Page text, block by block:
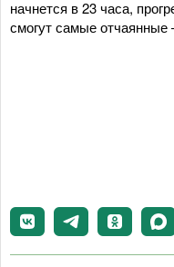
начнется в 23 часа,
смогут самые отчаянные